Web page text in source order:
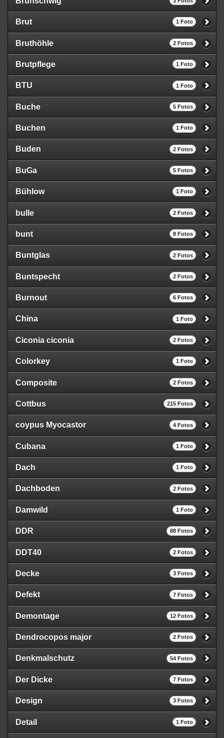
Brut 1 Foto
Bruthöhle 2 Fotos
Brutpflege 1 Foto
BTU 1 Foto
Buche 5 Fotos
Buchen 1 Foto
Buden 2 Fotos
BuGa 5 Fotos
Bühlow 1 Foto
bulle 2 Fotos
bunt 8 Fotos
Buntglas 2 Fotos
Buntspecht 2 Fotos
Burnout 6 Fotos
China 1 Foto
Ciconia ciconia 2 Fotos
Colorkey 1 Foto
Composite 2 Fotos
Cottbus 215 Fotos
coypus Myocastor 4 Fotos
Cubana 1 Foto
Dach 1 Foto
Dachboden 2 Fotos
Damwild 1 Foto
DDR 88 Fotos
DDT40 2 Fotos
Decke 3 Fotos
Defekt 7 Fotos
Demontage 12 Fotos
Dendrocopos major 2 Fotos
Denkmalschutz 54 Fotos
Der Dicke 7 Fotos
Design 3 Fotos
Detail 1 Foto